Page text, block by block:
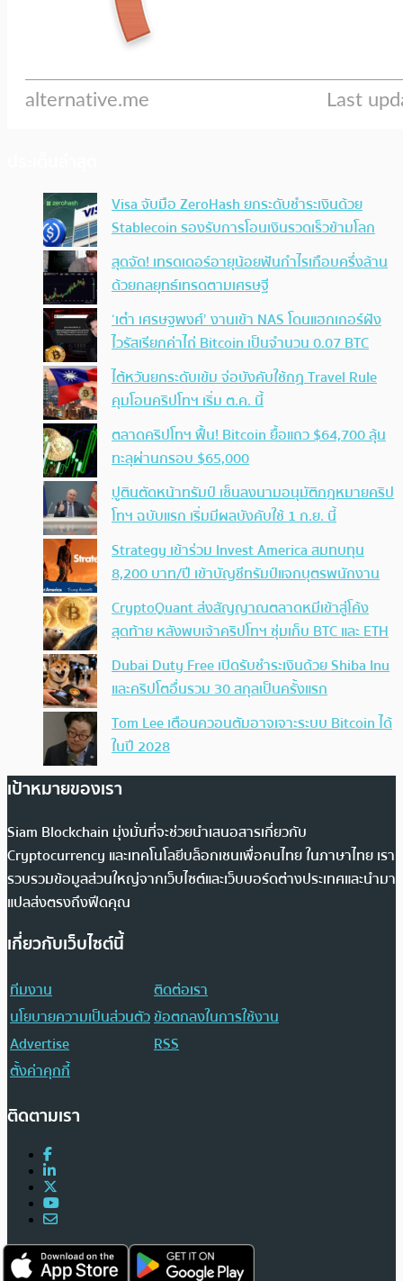
Visa จับมือ ZeroHash ยกระดับชำระเงินด้วย
Stablecoin รองรับการโอนเงินรวดเร็วข้ามโลก
สุดจัด! เทรดเดอร์อายุน้อยฟันกำไรเกือบครึ่งล้าน
ด้วยกลยุทธ์เทรดตามเศรษฐี
‘เต๋า เศรษฐพงศ์’ งานเข้า NAS โดนแฮกเกอร์ฝัง
ไวรัสเรียกค่าไถ่ Bitcoin เป็นจำนวน 0.07 BTC
ไต้หวันยกระดับเข้ม จ่อบังคับใช้กฏ Travel Rule
คุมโอนคริปโทฯ เริ่ม ต.ค. นี้
ตลาดคริปโทฯ ฟื้น! Bitcoin ยื้อแถว $64,700 ลุ้น
ทะลุผ่านกรอบ $65,000
ปูตินตัดหน้าทรัมป์ เซ็นลงนามอนุมัติกฎหมายคริป
โทฯ ฉบับแรก เริ่มมีผลบังคับใช้ 1 ก.ย. นี้
Strategy เข้าร่วม Invest America สมทบทุน
8,200 บาท/ปี เข้าบัญชีทรัมป์แจกบุตรพนักงาน
CryptoQuant ส่งสัญญาณตลาดหมีเข้าสู่โค้ง
สุดท้าย หลังพบเจ้าคริปโทฯ ซุ่มเก็บ BTC และ ETH
Dubai Duty Free เปิดรับชำระเงินด้วย Shiba Inu
และคริปโตอื่นรวม 30 สกุลเป็นครั้งแรก
Tom Lee เตือนควอนตัมอาจเจาะระบบ Bitcoin ได้
ในปี 2028
เป้าหมายของเรา
Siam Blockchain มุ่งมั่นที่จะช่วยนำเสนอสารเกี่ยวกับ
Cryptocurrency และเทคโนโลยีบล็อกเชนเพื่อคนไทย ในภาษาไทย เรา
รวบรวมข้อมูลส่วนใหญ่จากเว็บไซต์และเว็บบอร์ดต่างประเทศและนำมา
แปลส่งตรงถึงฟีดคุณ
เกี่ยวกับเว็บไซต์นี้
ทีมงาน
ติดต่อเรา
นโยบายความเป็นส่วนตัวข้อตกลงในการใช้งาน
Advertise
RSS
ตั้งค่าคุกกี้
ติดตามเรา